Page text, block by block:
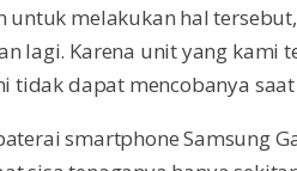
untuk melakukan hal
lagi. Karena unit yang kami
tidak dapat mencobanya
smartphone Samsung